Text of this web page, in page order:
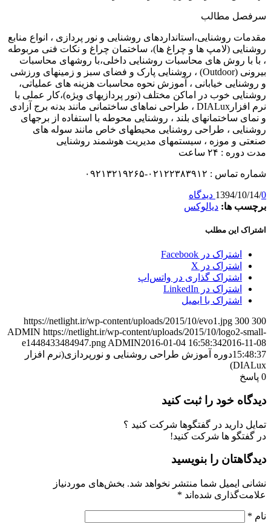
سرفصل مطالب
مقدمات روشنایی،استانداردهای روشنایی و نور پردازی ، انواع منابع
روشنایی (لامپ ها و چراغ ها)، ساختمان چراغ و نکات فنی مربوطه
، با با روش های محاسبات روشنایی داخلی،با روشهای محاسبات
بیرونی (Outdoor) ، روشنایی پارک و فضای سبز و زمینهای ورزشی
و روشنایی خیابانی ، آموزش نحوه محاسبات هزینه های عملیاتی،
روشنایی خوب در اماکن مختلف (نور پردازیهای ویژه)،کار عملی با
نرم افزارDIALux ، طراحی نماهای ساختمانی مانند بدنه برج آزادی
و نمای ساختمانهای بلند ، روشنایی محوطه با استفاده از برجهای
روشنایی ، طراحی روشنایی محیطهای خاص مانند سوله های
صنعتی و موزه ، سیستمهای مدیریت هوشمند روشنایی
مدت دوره : ۲۴ ساعت
شماره تماس : ۰۲۱۲۲۳۸۳۹۱۲-۰۹۲۱۳۲۱۹۲۶۵
1394/10/14/0 دیدگاه
برچسب ها: دیالوکس
اشتراک این مطلب
اشتراک در Facebook
اشتراک در X
اشتراک گذاری در واتس‌اپ
اشتراک در LinkedIn
اشتراک با ایمیل
https://netlight.ir/wp-content/uploads/2015/10/evo1.jpg 300 300
ADMIN https://netlight.ir/wp-content/uploads/2015/10/logo2-small-
e1448433484947.png ADMIN2016-01-04 16:58:342016-11-08
15:48:37دوره آموزش طراحی روشنایی و نورپردازی(نرم افزار
DIALux)
0 پاسخ
دیدگاه خود را ثبت کنید
تمایل دارید در گفتگوها شرکت کنید ؟
در گفتگو ها شرکت کنید!
دیدگاهتان را بنویسید
نشانی ایمیل شما منتشر نخواهد شد. بخش‌های موردنیاز
علامت‌گذاری شده‌اند *
نام *